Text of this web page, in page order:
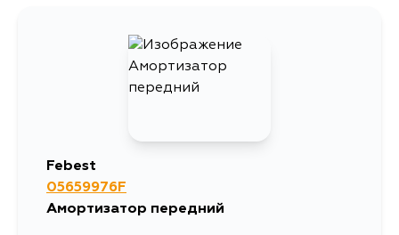
Febest
05659976F
Амортизатор передний